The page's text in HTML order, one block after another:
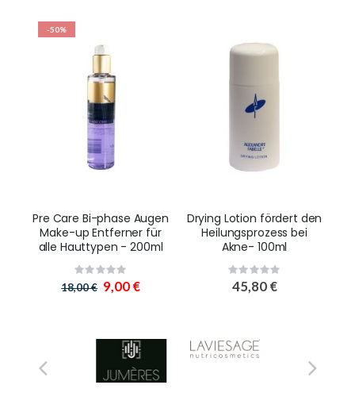
-50%
Pre Care Bi-phase Augen
Make-up Entferner für
alle Hauttypen - 200ml
Rating:
0%
18,00 € S
o
a
e
b
9,00 €
Drying Lotion fördert den
Heilungsprozess bei
Akne- 100ml
Rating:
0%
45,80 €